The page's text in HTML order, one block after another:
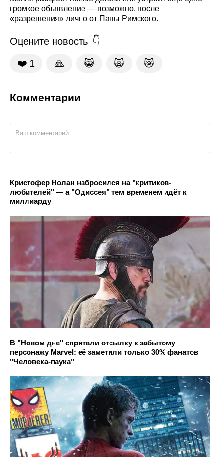
громкое объявление — возможно, после
«разрешения» лично от Папы Римского.
Оцените новость
❤️ 1 🙏 😹 🙀 😿
Комментарии
Кристофер Нолан набросился на "критиков-
любителей" — а "Одиссея" тем временем идёт к
миллиарду
В "Новом дне" спрятали отсылку к забытому
персонажу Marvel: её заметили только 30% фанатов
"Человека-паука"